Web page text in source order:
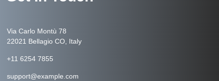
Via Carlo Montù 78
22021 Bellagio CO, Italy
+11 6254 7855
support@example.com